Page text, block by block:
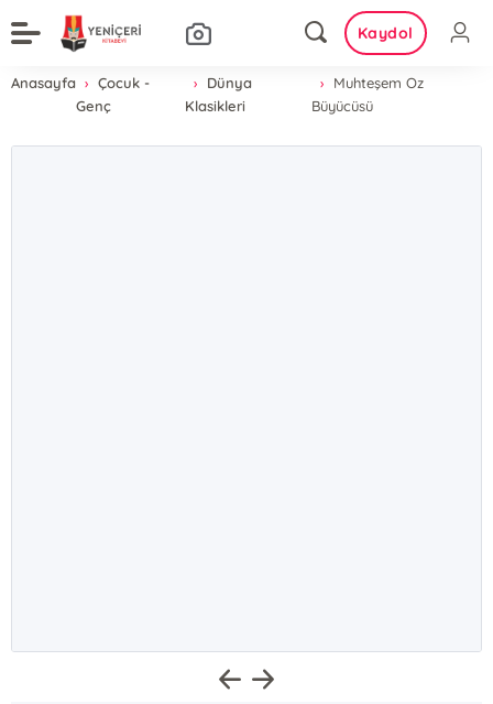
Kaydol
Anasayfa
Çocuk -
Genç
Dünya
Klasikleri
Muhteşem Oz
Büyücüsü